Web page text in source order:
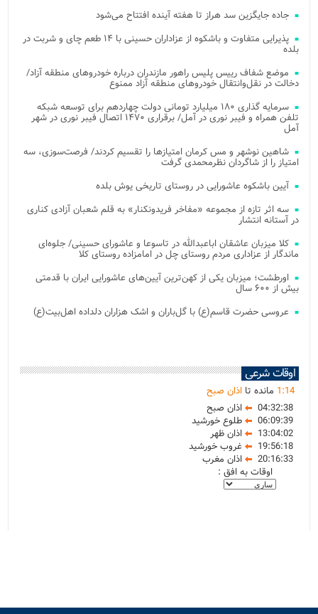
جاده جایگزین سد هراز تا هفته آینده افتتاح می‌شود
پذیرایی متفاوت و باشکوه از عزاداران حسینی با ۱۴ طعم چای و شربت در
بلده
موضع شفاف رییس پلیس راهور مازندران درباره خودروهای منطقه آزاد/
دخالت در نقل‌وانتقال خودروهای منطقه آزاد ممنوع
سرمایه گذاری ۱۸۰ میلیارد تومانی دولت چهاردهم برای توسعه شبکه
تلفن همراه و فیبر نوری در آمل/ برقراری ۱۴۷۰ اتصال فیبر نوری در شهر
آمل
شاهین نوشهر و مس کرمان امتیازها را تقسیم کردند/ فرصت‌سوزی، سه
امتیاز را از شاگردان نظرمحمدی گرفت
آیین باشکوه عاشورایی در روستای تاریخی یوش بلده
سه اثر تازه از مجموعه «مفاخر فریدونکنار» به قلم شعبان آزادی کناری
در آستانه انتشار
کلا میزبان عاشقان اباعبدالله در تاسوعا و عاشورای حسینی/ جلوه‌ای
ماندگار از عزاداری مردم روستای چل در امامزاده روستای کلا
اورطشت؛ میزبان یکی از کهن‌ترین آیین‌های عاشورایی ایران با قدمتی
بیش از ۶۰۰ سال
عروسی حضرت قاسم(ع) با گل‌باران و اشک هزاران دلداده اهل‌بیت(ع)
اوقات شرعی
1:14 مانده تا اذان صبح
04:32:38
اذان صبح
06:09:39
طلوع خورشید
13:04:02
اذان ظهر
19:56:18
غروب خورشید
20:16:33
اذان مغرب
اوقات به افق :